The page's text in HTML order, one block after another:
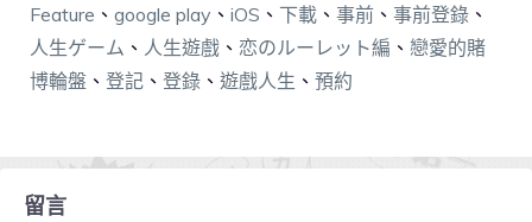
Feature 、 google play 、 iOS 、 下載 、 事前 、 事前登錄 、
人生ゲーム 、 人生遊戲 、 恋のルーレット編 、 戀愛的賭
博輪盤 、 登記 、 登錄 、 遊戲人生 、 預約
留言